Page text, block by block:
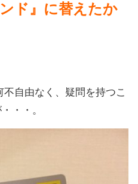
ド』に替えたか
自由なく、疑問を持つこ
・・。